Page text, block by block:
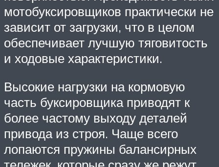
мотобуксировщиков практически не
зависит от загрузки, что в целом
обеспечивает лучшую тяговитость
и ходовые характеристики.
Высокие нагрузки на кормовую
часть буксировщика приводят к
более частому выходу деталей
привода из строя. Чаще всего
лопаются пружины балансирных